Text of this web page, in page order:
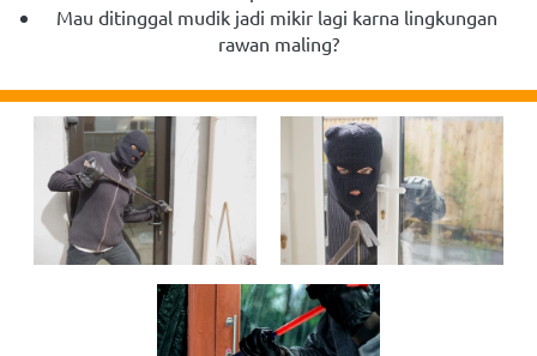
Mau ditinggal mudik jadi mikir lagi karna lingkungan
rawan maling?